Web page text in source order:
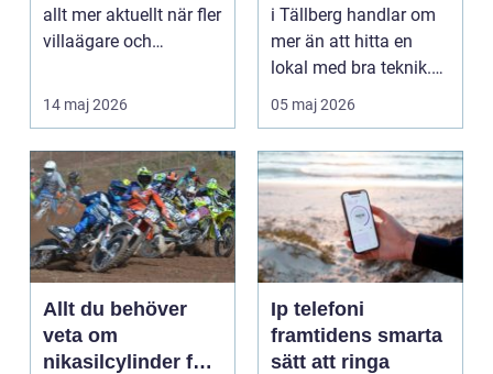
allt mer aktuellt när fler
villaägare och
14 maj 2026
i Tällberg handlar om
mer än att hitta en
lokal med bra teknik.
Den lilla byn...
05 maj 2026
Allt du behöver
veta om
nikasilcylinder för
Ip telefoni
framtidens smarta
sätt att ringa